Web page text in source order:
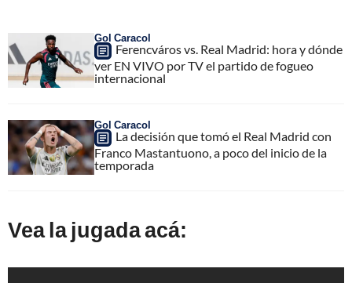
Gol Caracol
Ferencváros vs. Real Madrid: hora y dónde
ver EN VIVO por TV el partido de fogueo
internacional
Gol Caracol
La decisión que tomó el Real Madrid con
Franco Mastantuono, a poco del inicio de la
temporada
Vea la jugada acá: